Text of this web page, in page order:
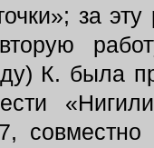
за
К. была